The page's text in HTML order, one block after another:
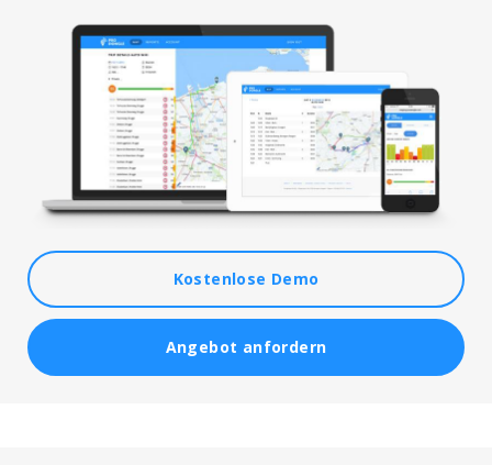
Kostenlose Demo
Angebot anfordern